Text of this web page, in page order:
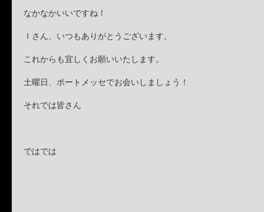
なかなかいいですね！
Ｉさん、いつもありがとうございます。
これからも宜しくお願いいたします。
土曜日、ポートメッセでお会いしましょう！
それでは皆さん
ではでは